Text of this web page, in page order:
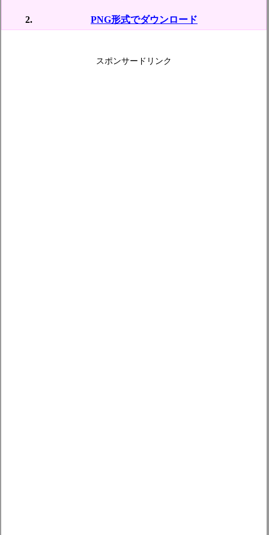
PNG形式でダウンロード
スポンサードリンク